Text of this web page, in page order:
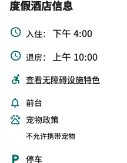
度假酒店信息
入住： 下午 4:00
退房： 上午 10:00
查看无障碍设施特色
前台
宠物政策
不允许携带宠物
停车